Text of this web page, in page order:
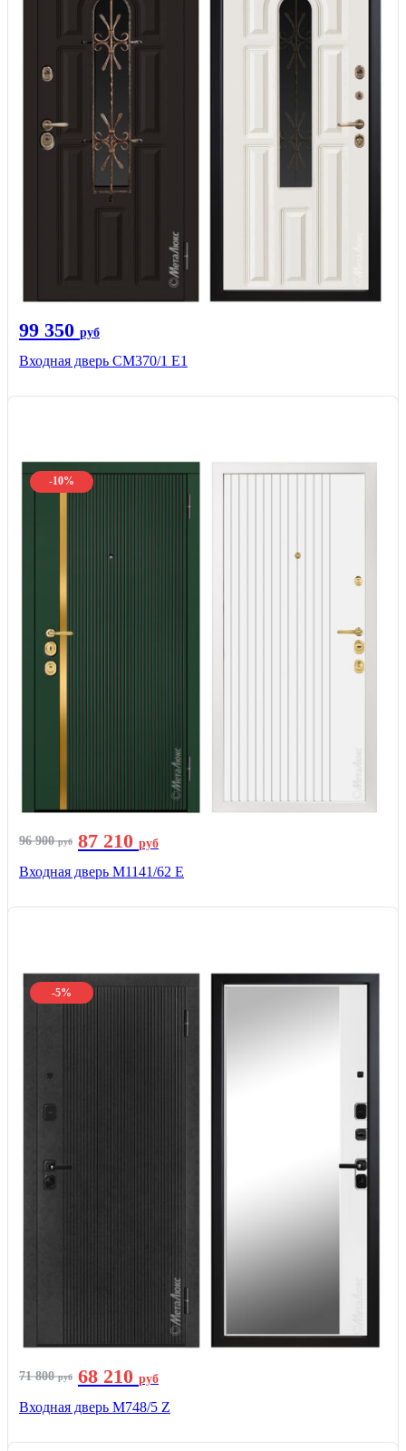
99 350 руб
Входная дверь СМ370/1 Е1
-10%
96 900руб 87 210 руб
Входная дверь М1141/62 Е
-5%
71 800руб 68 210 руб
Входная дверь М748/5 Z